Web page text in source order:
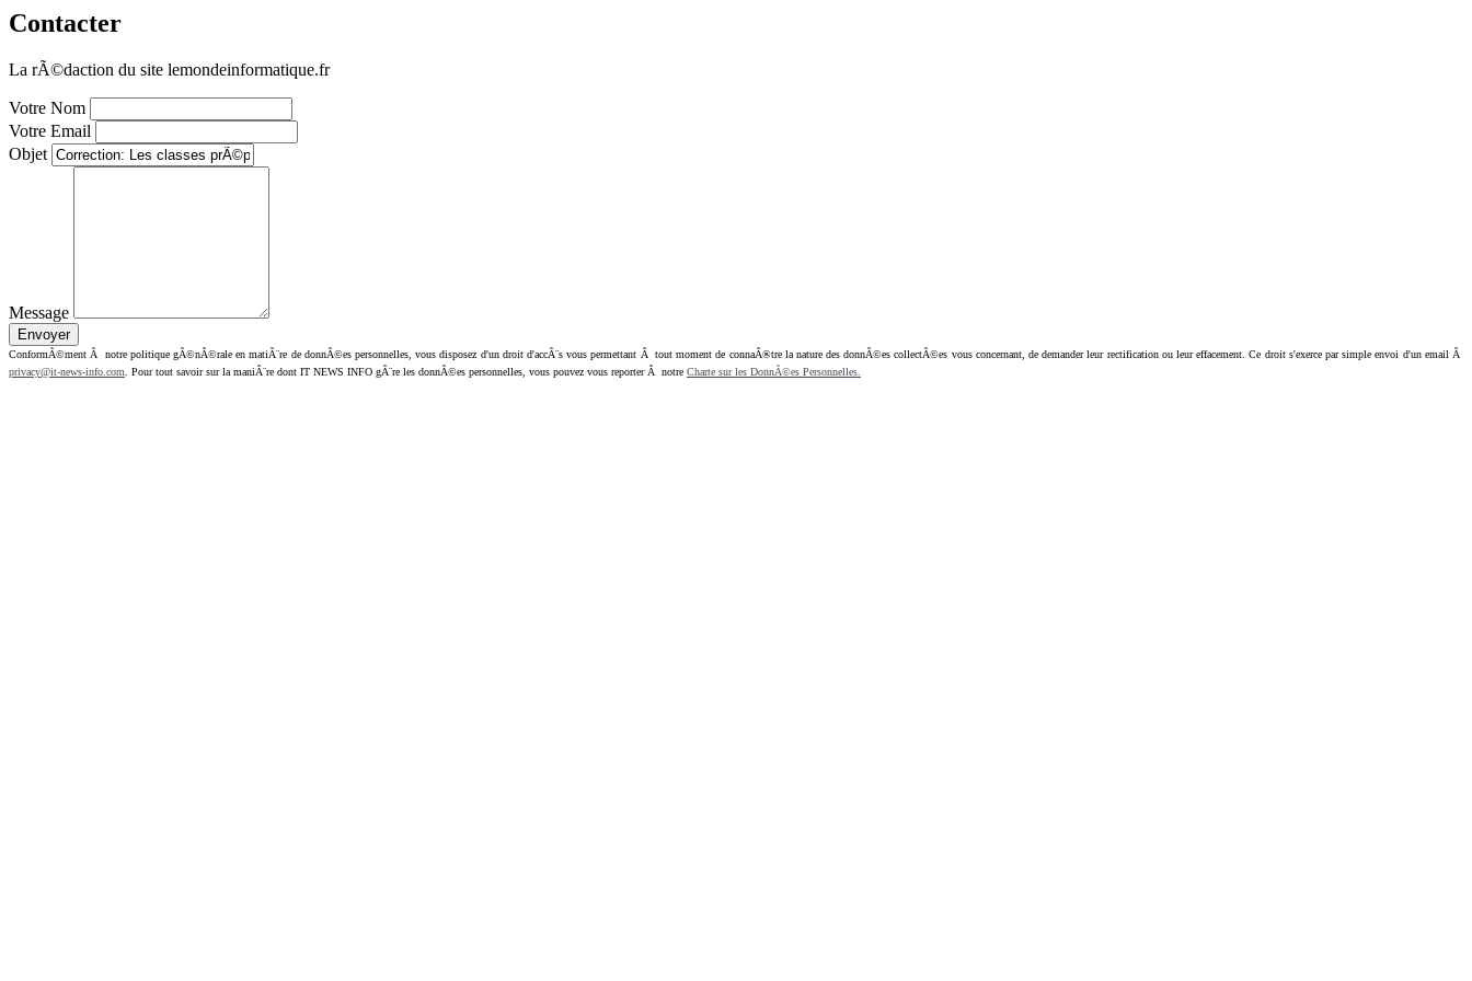
Contacter
La rÃ©daction du site lemondeinformatique.fr
Votre Nom
Votre Email
Objet
Message
ConformÃ©ment Ã notre politique gÃ©nÃ©rale en matiÃ¨re de donnÃ©es personnelles, vous disposez d'un droit d'accÃ¨s vous permettant Ã tout moment de connaÃ®tre la nature des donnÃ©es collectÃ©es vous concernant, de demander leur rectification ou leur effacement. Ce droit s'exerce par simple envoi d'un email Ã
privacy@it-news-info.com . Pour tout savoir sur la maniÃ¨re dont IT NEWS INFO gÃ¨re les donnÃ©es personnelles, vous pouvez vous reporter Ã notre Charte sur les DonnÃ©es Personnelles.